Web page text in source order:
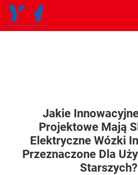
Jakie
Projektowe Mają
Elektryczne Wózki
Przeznaczone Dla
Starszych?